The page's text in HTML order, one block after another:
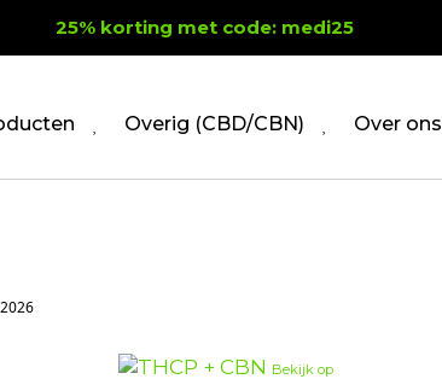
25% korting met code: medi25
Overig (CBD/CBN) Over ons
Bekijk op